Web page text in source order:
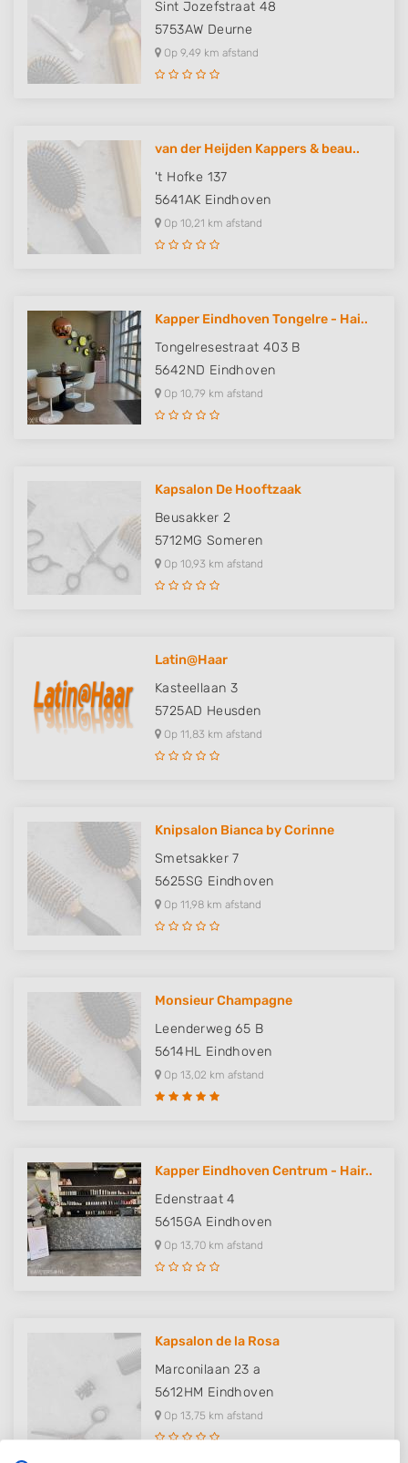
Sint Jozefstraat 48
5753AW Deurne
Op 9,49 km afstand
van der Heijden Kappers & beau..
't Hofke 137
5641AK Eindhoven
Op 10,21 km afstand
Kapper Eindhoven Tongelre - Hai..
Tongelresestraat 403 B
5642ND Eindhoven
Op 10,79 km afstand
Kapsalon De Hooftzaak
Beusakker 2
5712MG Someren
Op 10,93 km afstand
Latin@Haar
Kasteellaan 3
5725AD Heusden
Op 11,83 km afstand
Knipsalon Bianca by Corinne
Smetsakker 7
5625SG Eindhoven
Op 11,98 km afstand
Monsieur Champagne
Leenderweg 65 B
5614HL Eindhoven
Op 13,02 km afstand
Kapper Eindhoven Centrum - Hair..
Edenstraat 4
5615GA Eindhoven
Op 13,70 km afstand
Kapsalon de la Rosa
Marconilaan 23 a
5612HM Eindhoven
Op 13,75 km afstand